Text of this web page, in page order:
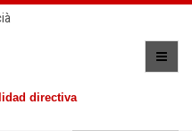
directiva